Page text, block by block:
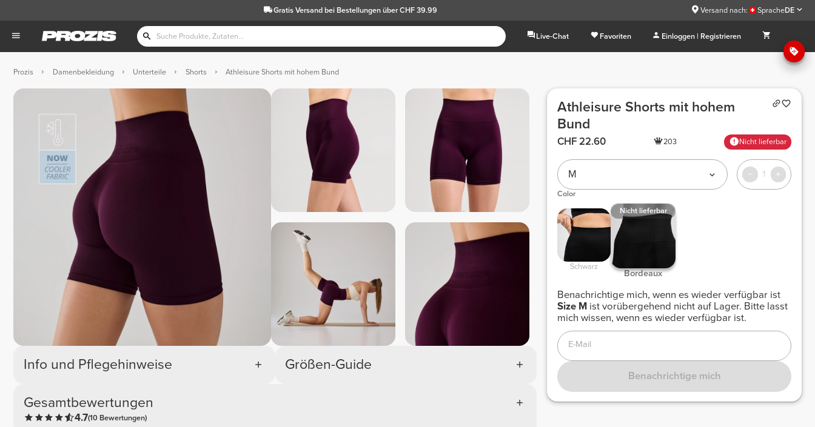
Gratis Versandbei Bestellungen über CHF 39.99 Versand nach: SpracheDE
Live-Chat Favoriten Einloggen | Registrieren
Prozis Damenbekleidung Unterteile Shorts Athleisure Shorts mit hohem Bund
Info und Pflegehinweise
Gesamtbewertungen
4.7(10 Bewertungen)
Größen-Guide
Athleisure Shorts mit hohem
Bund
CHF 22.60 203 Nicht lieferbar
M 1
Color
Schwarz
Nicht lieferbar
Bordeaux
Benachrichtige mich, wenn es wieder verfügbar ist
Size Mist vorübergehend nicht auf Lager. Bitte lasst
mich wissen, wenn es wieder verfügbar ist.
E-Mail
Benachrichtige mich